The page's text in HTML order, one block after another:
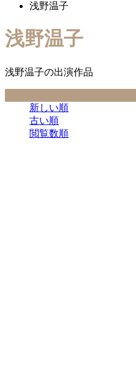
浅野温子
浅野温子
浅野温子の出演作品
新しい順
古い順
閲覧数順